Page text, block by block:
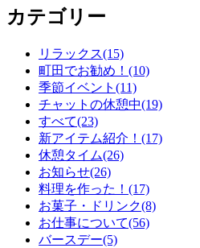
カテゴリー
リラックス(15)
町田でお勧め！(10)
季節イベント(11)
チャットの休憩中(19)
すべて(23)
新アイテム紹介！(17)
休憩タイム(26)
お知らせ(26)
料理を作った！(17)
お菓子・ドリンク(8)
お仕事について(56)
バースデー(5)